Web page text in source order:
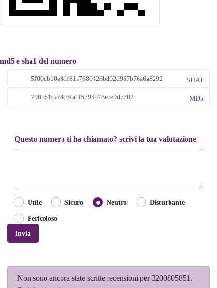
md5 e sha1 del numero
SHA1
MD5
Questo numero ti ha chiamato? scrivi la tua valutazione
Utile Sicuro Neutro Disturbante
Pericoloso
Invia
Non sono ancora state scritte recensioni per 3200805851.